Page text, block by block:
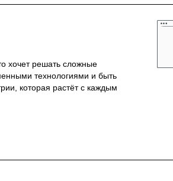
хочет решать сложные
технологиями и быть
которая растёт с каждым